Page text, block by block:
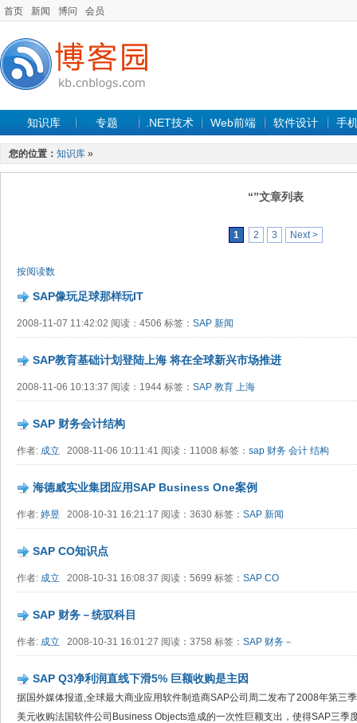
首页 新闻 博问 会员
知识库 专题 .NET技术 Web前端 软件设计 手
您的位置： 知识库 »
“”文章列表
1 2 3 Next >
按阅读数
SAP像玩足球那样玩IT
2008-11-07 11:42:02 阅读：4506 标签： SAP 新闻
SAP教育基础计划登陆上海 将在全球新兴市场推进
2008-11-06 10:13:37 阅读：1944 标签： SAP 教育 上海
SAP 财务会计结构
作者: 成立 2008-11-06 10:11:41 阅读：11008 标签： sap 财务 会计 结构
海德威实业集团应用SAP Business One案例
作者: 婷昱 2008-10-31 16:21:17 阅读：3630 标签： SAP 新闻
SAP CO知识点
作者: 成立 2008-10-31 16:08:37 阅读：5699 标签： SAP CO
SAP 财务－统驭科目
作者: 成立 2008-10-31 16:01:27 阅读：3758 标签： SAP 财务－
SAP Q3净利润直线下滑5% 巨额收购是主因
据国外媒体报道,全球最大商业应用软件制造商SAP公司周二发布了2008年第三
美元收购法国软件公司Business Objects造成的一次性巨额支出，使得SAP三季